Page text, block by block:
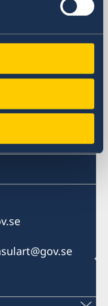
Bonifacio
Centre
Bonifacio